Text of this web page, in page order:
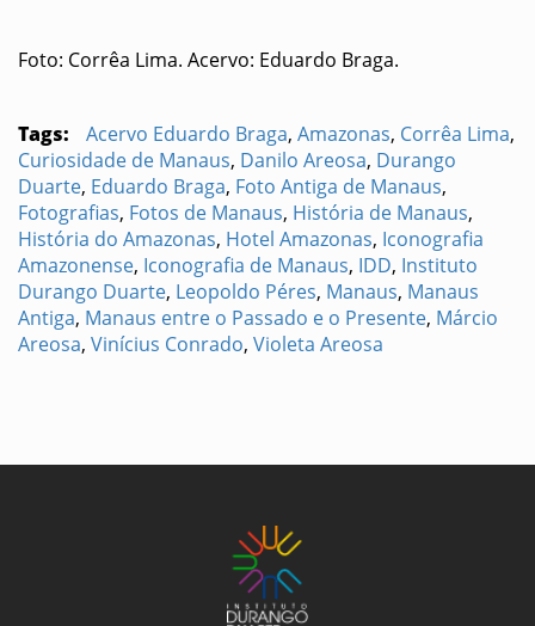
Foto: Corrêa Lima. Acervo: Eduardo Braga.
Tags: Acervo Eduardo Braga, Amazonas, Corrêa Lima,
Curiosidade de Manaus, Danilo Areosa, Durango
Duarte, Eduardo Braga, Foto Antiga de Manaus,
Fotografias, Fotos de Manaus, História de Manaus,
História do Amazonas, Hotel Amazonas, Iconografia
Amazonense, Iconografia de Manaus, IDD, Instituto
Durango Duarte, Leopoldo Péres, Manaus, Manaus
Antiga, Manaus entre o Passado e o Presente, Márcio
Areosa, Vinícius Conrado, Violeta Areosa